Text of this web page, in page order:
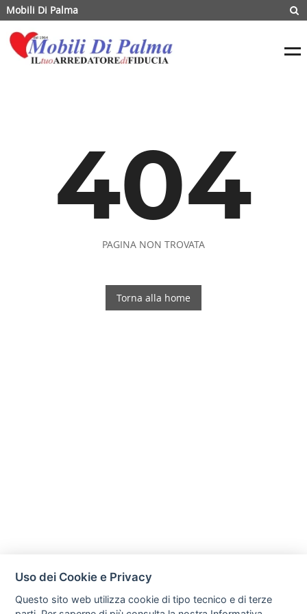
Mobili Di Palma
404
PAGINA NON TROVATA
Torna alla home
Uso dei Cookie e Privacy
Questo sito web utilizza cookie di tipo tecnico e di terze